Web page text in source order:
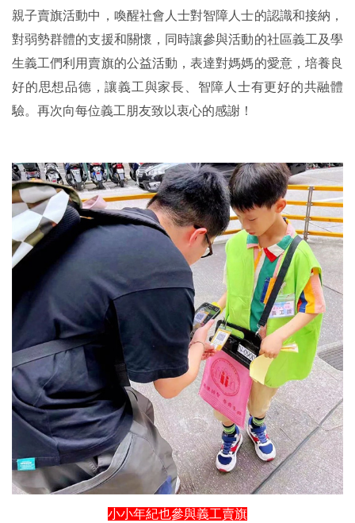
親子賣旗活動中，喚醒社會人士對智障人士的認識和接納，
對弱勢群體的支援和關懷，同時讓參與活動的社區義工及學
生義工們利用賣旗的公益活動，表達對媽媽的愛意，培養良
好的思想品德，讓義工與家長、智障人士有更好的共融體
驗。再次向每位義工朋友致以衷心的感謝！
小小年紀也參與義工賣旗